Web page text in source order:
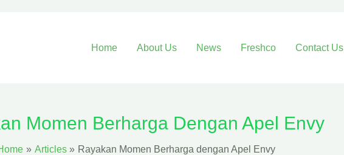
Home About Us News Freshco Contact Us
Momen Berharga Dengan Apel Envy
Articles Rayakan Momen Berharga dengan Apel Envy